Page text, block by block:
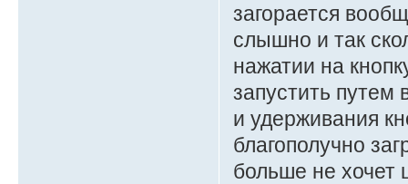
загорается
слышно и так
нажатии на
запустить путем
и удерживания
благополучно
больше не хочет